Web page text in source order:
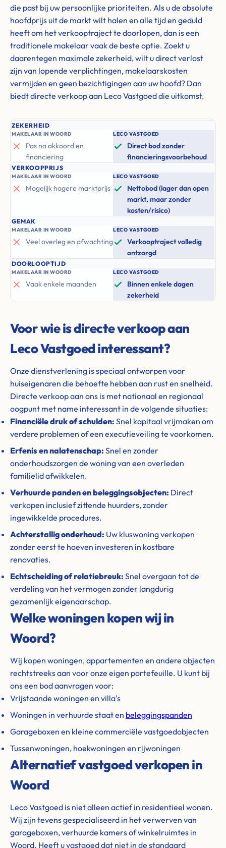
die past bij uw persoonlijke prioriteiten. Als u de absolute
hoofdprijs uit de markt wilt halen en alle tijd en geduld
heeft om het verkooptraject te doorlopen, dan is een
traditionele makelaar vaak de beste optie. Zoekt u
daarentegen maximale zekerheid, wilt u direct verlost
zijn van lopende verplichtingen, makelaarskosten
vermijden en geen bezichtigingen aan uw hoofd? Dan
biedt directe verkoop aan Leco Vastgoed die uitkomst.
ZEKERHEID
MAKELAAR IN WOORD
Pas na akkoord en
financiering
LECO VASTGOED
Direct bod zonder
financieringsvoorbehoud
VERKOOPPRIJS
MAKELAAR IN WOORD
Mogelijk hogere marktprijs
LECO VASTGOED
Nettobod (lager dan open
markt, maar zonder
kosten/risico)
GEMAK
MAKELAAR IN WOORD
Veel overleg en afwachting
LECO VASTGOED
Verkooptraject volledig
ontzorgd
DOORLOOPTIJD
MAKELAAR IN WOORD
Vaak enkele maanden
LECO VASTGOED
Binnen enkele dagen
zekerheid
Voor wie is directe verkoop aan
Leco Vastgoed interessant?
Onze dienstverlening is speciaal ontworpen voor
huiseigenaren die behoefte hebben aan rust en snelheid.
Directe verkoop aan ons is met nationaal en regionaal
oogpunt met name interessant in de volgende situaties:
Financiële druk of schulden: Snel kapitaal vrijmaken om
verdere problemen of een executieveiling te voorkomen.
Erfenis en nalatenschap: Snel en zonder
onderhoudszorgen de woning van een overleden
familielid afwikkelen.
Verhuurde panden en beleggingsobjecten: Direct
verkopen inclusief zittende huurders, zonder
ingewikkelde procedures.
Achterstallig onderhoud: Uw kluswoning verkopen
zonder eerst te hoeven investeren in kostbare
renovaties.
Echtscheiding of relatiebreuk: Snel overgaan tot de
verdeling van het vermogen zonder langdurig
gezamenlijk eigenaarschap.
Welke woningen kopen wij in
Woord?
Wij kopen woningen, appartementen en andere objecten
rechtstreeks aan voor onze eigen portefeuille. U kunt bij
ons een bod aanvragen voor:
Vrijstaande woningen en villa's
Woningen in verhuurde staat en beleggingspanden
Garageboxen en kleine commerciële vastgoedobjecten
Tussenwoningen, hoekwoningen en rijwoningen
Alternatief vastgoed verkopen in
Woord
Leco Vastgoed is niet alleen actief in residentieel wonen.
Wij zijn tevens gespecialiseerd in het verwerven van
garageboxen, verhuurde kamers of winkelruimtes in
Woord. Heeft u vastgoed dat niet in de standaard